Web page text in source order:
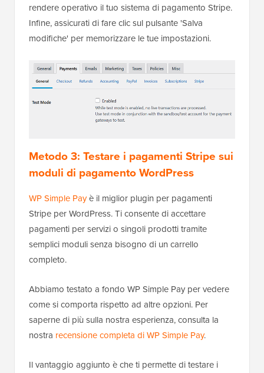
rendere operativo il tuo sistema di pagamento Stripe.
Infine, assicurati di fare clic sul pulsante 'Salva
modifiche' per memorizzare le tue impostazioni.
Metodo 3: Testare i pagamenti Stripe sui
moduli di pagamento WordPress
WP Simple Payè il miglior plugin per pagamenti
Stripe per WordPress. Ti consente di accettare
pagamenti per servizi o singoli prodotti tramite
semplici moduli senza bisogno di un carrello
completo.
Abbiamo testato a fondo WP Simple Pay per vedere
come si comporta rispetto ad altre opzioni. Per
saperne di più sulla nostra esperienza, consulta la
nostra recensione completa di WP Simple Pay.
Il vantaggio aggiunto è che ti permette di testare i